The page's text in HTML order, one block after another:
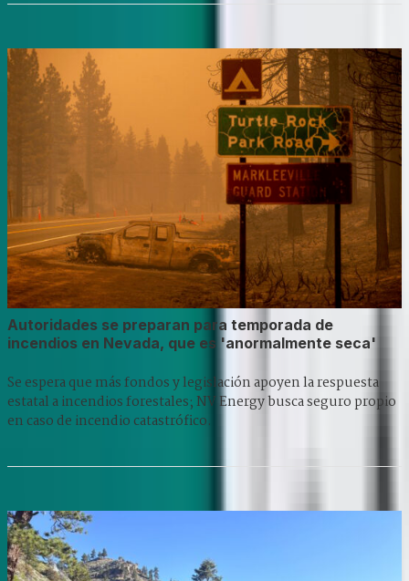
Autoridades se preparan para temporada de
incendios en Nevada, que es 'anormalmente seca'
Se espera que más fondos y legislación apoyen la respuesta
estatal a incendios forestales; NV Energy busca seguro propio
en caso de incendio catastrófico.